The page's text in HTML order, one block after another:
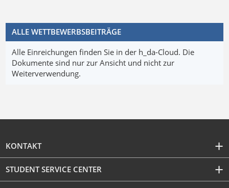
ALLE WETTBEWERBSBEITRÄGE
Alle Einreichungen finden Sie in der h_da-Cloud. Die
Dokumente sind nur zur Ansicht und nicht zur
Weiterverwendung.
KONTAKT
STUDENT SERVICE CENTER